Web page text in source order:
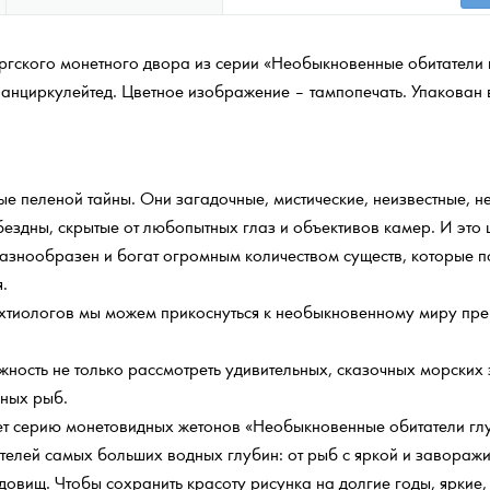
монетного двора из серии «Необыкновенные обитатели
Цветное изображение – тампопечать.
пеленой тайны. Они загадочные, мистические,
скрытые от любопытных глаз и объективов камер. И это
и богат огромным количеством существ,
мы можем прикоснуться к необыкновенному миру
не только рассмотреть удивительных, сказочных морских
рыб.
серию монетовидных жетонов «Необыкновенные обитатели
самых больших водных глубин: от рыб с яркой и
Чтобы сохранить красоту рисунка на долгие годы,